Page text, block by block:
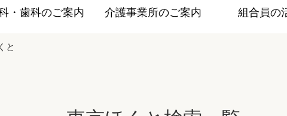
・歯科のご案内 介護事業所のご案内 組合員の
と